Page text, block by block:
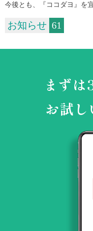
今後とも、『ココダヨ』を
お知らせ 61
まず
お試